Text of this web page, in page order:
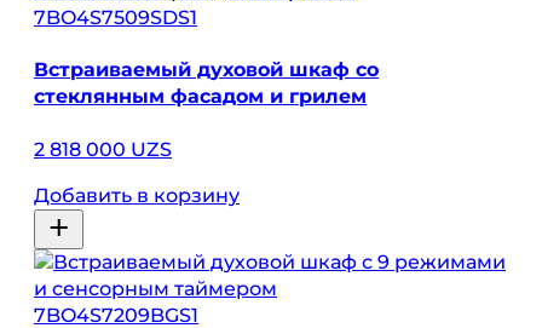
7BO4S7509SDS1
Встраиваемый духовой шкаф со
стеклянным фасадом и грилем
2 818 000 UZS
Добавить в корзину
7BO4S7209BGS1